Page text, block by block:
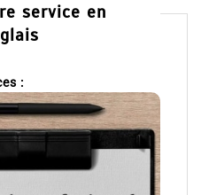
service en
: